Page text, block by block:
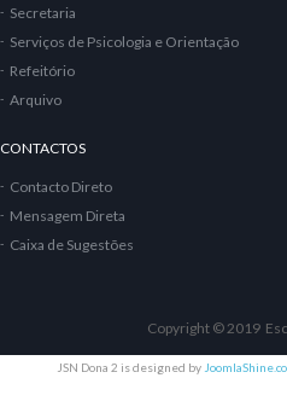
Secretaria
Serviços de Psicologia e Orientação
Refeitório
Arquivo
CONTACTOS
Contacto Direto
Mensagem Direta
Caixa de Sugestões
Copyright © 2019
JSN Dona 2 is designed by